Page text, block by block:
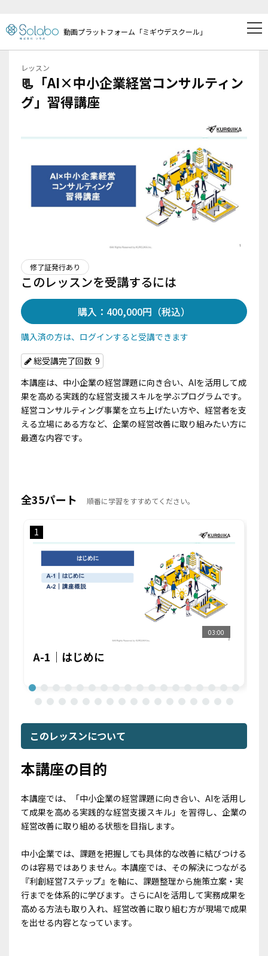
動画プラットフォーム「ミギウデスクール」
レッスン
📃「AI×中小企業経営コンサルティン
グ」習得講座
修了証発行あり
このレッスンを受講するには
購入：400,000円（税込）
購入済の方は、ログインすると受講できます
総受講完了回数 9
本講座は、中小企業の経営課題に向き合い、AIを活用して成
果を高める実践的な経営支援スキルを学ぶプログラムです。
経営コンサルティング事業を立ち上げたい方や、経営者を支
える立場にある方など、企業の経営改善に取り組みたい方に
最適な内容です。
全35パート 順番に学習をすすめてください。
1
03:00
A-1｜はじめに
このレッスンについて
本講座の目的
本講座では、「中小企業の経営課題に向き合い、AIを活用し
て成果を高める実践的な経営支援スキル」を習得し、企業の
経営改善に取り組める状態を目指します。
中小企業では、課題を把握しても具体的な改善に結びつける
のは容易ではありません。本講座では、その解決につながる
『利創経営7ステップ』を軸に、課題整理から施策立案・実
行までを体系的に学びます。さらにAIを活用して実務成果を
高める方法も取り入れ、経営改善に取り組む方が現場で成果
を出せる内容となっています。